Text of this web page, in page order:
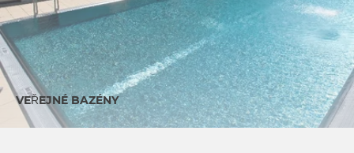
VEŘEJNÉ BAZÉNY